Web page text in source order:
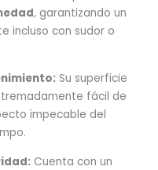
, garantizando un
incluso con sudor o
Su superficie
fácil de
impecable del
Cuenta con un